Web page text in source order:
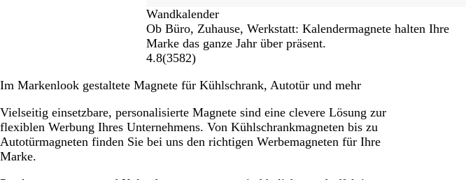
Wandkalender
Ob Büro, Zuhause, Werkstatt: Kalendermagnete halten Ihre
Marke das ganze Jahr über präsent.
4.8(3582)
Im Markenlook gestaltete Magnete für Kühlschrank, Autotür und mehr
Vielseitig einsetzbare, personalisierte Magnete sind eine clevere Lösung zur
flexiblen Werbung Ihres Unternehmens. Von Kühlschrankmagneten bis zu
Autotürmagneten finden Sie bei uns den richtigen Werbemagneten für Ihre
Marke.